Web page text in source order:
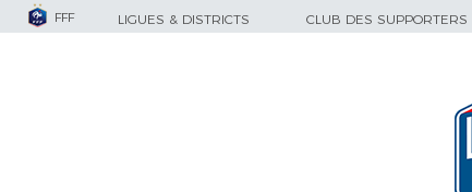
FFF LIGUES & DISTRICTS CLUB DES SUPPORTERS